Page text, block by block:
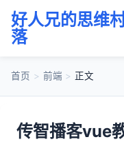
好人兄的思维
落
首页 > 前端 > 正文
传智播客vue